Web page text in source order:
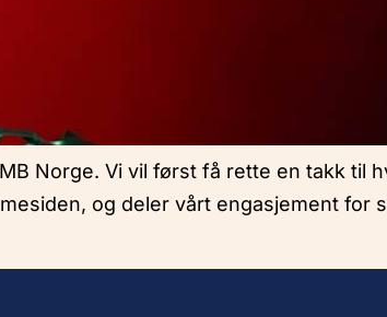
Norge. Vi vil først få rette en takk til
og deler vårt engasjement for